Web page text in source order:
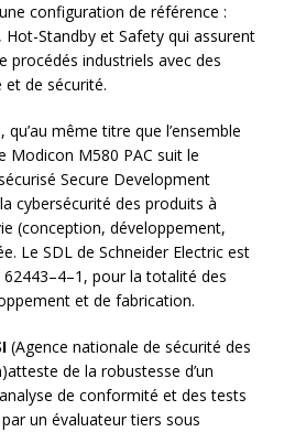
configuration de référence :
Standby et Safety qui assurent
procédés industriels avec des
de sécurité.
même titre que l’ensemble
Modicon M580 PAC suit le
Secure Development
cybersécurité des produits à
(conception, développement,
Le SDL de Schneider Electric est
pour la totalité des
et de fabrication.
(Agence nationale de sécurité des
de la robustesse d’un
de conformité et des tests
un évaluateur tiers sous